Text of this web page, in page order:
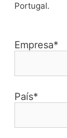
Portugal.
Empresa*
País*